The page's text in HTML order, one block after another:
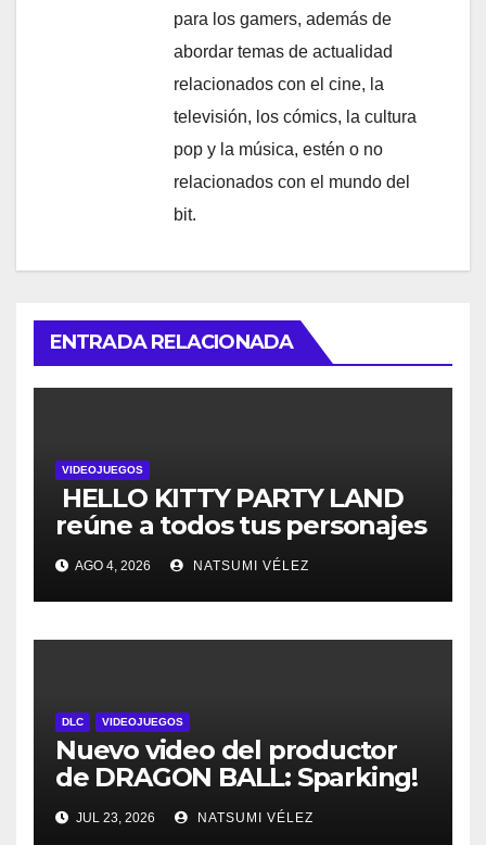
para los gamers, además de
abordar temas de actualidad
relacionados con el cine, la
televisión, los cómics, la cultura
pop y la música, estén o no
relacionados con el mundo del
bit.
ENTRADA RELACIONADA
VIDEOJUEGOS
HELLO KITTY PARTY LAND
reúne a todos tus personajes
favoritos en un solo lugar; ya
están disponibles las
preventas digitales
AGO 4, 2026 NATSUMI VÉLEZ
DLC VIDEOJUEGOS
Nuevo video del productor
de DRAGON BALL: Sparking!
ZERO detalla el Super Limit-
Breaking NEO DLC
JUL 23, 2026 NATSUMI VÉLEZ